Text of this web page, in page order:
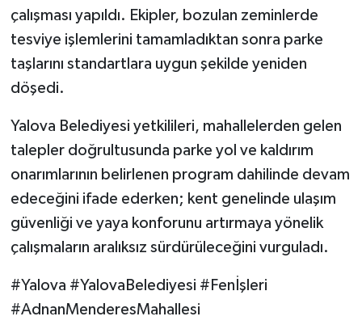
çalışması yapıldı. Ekipler, bozulan zeminlerde
tesviye işlemlerini tamamladıktan sonra parke
taşlarını standartlara uygun şekilde yeniden
döşedi.
Yalova Belediyesi yetkilileri, mahallelerden gelen
talepler doğrultusunda parke yol ve kaldırım
onarımlarının belirlenen program dahilinde devam
edeceğini ifade ederken; kent genelinde ulaşım
güvenliği ve yaya konforunu artırmaya yönelik
çalışmaların aralıksız sürdürüleceğini vurguladı.
#Yalova #YalovaBelediyesi #Fenİşleri
#AdnanMenderesMahallesi